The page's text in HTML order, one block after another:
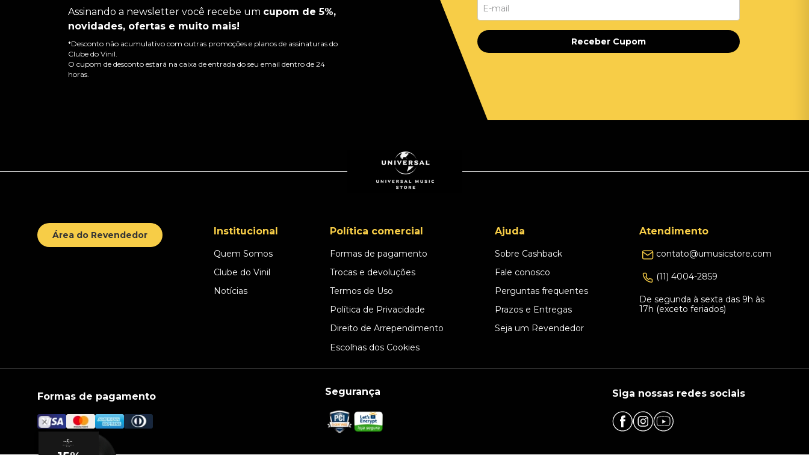
Assinando a newsletter você recebe um cupom de 5%,
novidades, ofertas e muito mais!
*Desconto não acumulativo com outras promoções e planos de assinaturas do
Clube do Vinil.
O cupom de desconto estará na caixa de entrada do seu email dentro de 24
horas.
Receber Cupom
Área do Revendedor Institucional
Quem Somos
Clube do Vinil
Notícias
Política comercial
Formas de pagamento
Trocas e devoluções
Termos de Uso
Política de Privacidade
Direito de Arrependimento
Escolhas dos Cookies
Ajuda
Sobre Cashback
Fale conosco
Perguntas frequentes
Prazos e Entregas
Seja um Revendedor
Atendimento
contato@umusicstore.com
(11) 4004-2859
De segunda à sexta das 9h às
17h (exceto feriados)
Formas de pagamento Segurança Siga nossas redes sociais